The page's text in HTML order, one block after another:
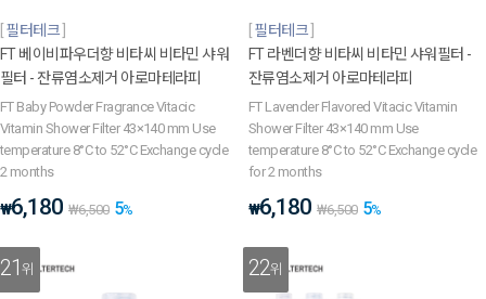
필터테크
FT 베이비파우더향 비타씨 비타민 샤워
필터 - 잔류염소제거 아로마테라피
FT Baby Powder Fragrance Vitacic
Vitamin Shower Filter 43×140 mm Use
temperature 8°C to 52°C Exchange cycle
2 months
₩6,180 ₩6,500 5%
필터테크
FT 라벤더향 비타씨 비타민 샤워필터 -
잔류염소제거 아로마테라피
FT Lavender Flavored Vitacic Vitamin
Shower Filter 43×140 mm Use
temperature 8°C to 52°C Exchange cycle
for 2 months
₩6,180 ₩6,500 5%
21위 22위